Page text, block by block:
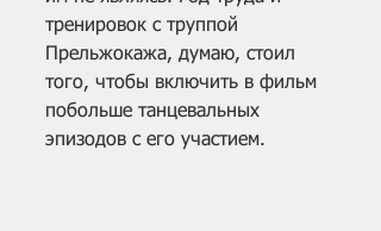
тренировок с труппой
Прельжокажа, думаю, стоил
того, чтобы включить в фильм
побольше танцевальных
эпизодов с его участием.